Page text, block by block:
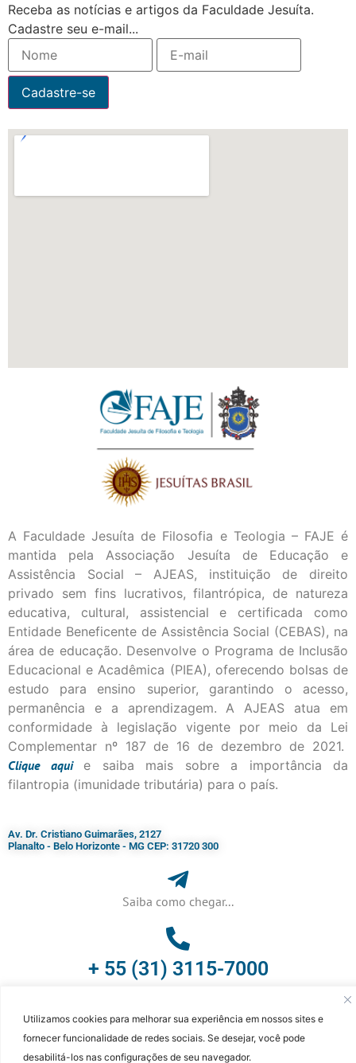
Utilizamos cookies para melhorar sua experiência em nossos sites e
fornecer funcionalidade de redes sociais. Se desejar, você pode
desabilitá-los nas configurações de seu navegador.
Receba as notícias e artigos da Faculdade Jesuíta.
Cadastre seu e-mail...
A Faculdade Jesuíta de Filosofia e Teologia – FAJE é
mantida pela Associação Jesuíta de Educação e
Assistência Social – AJEAS, instituição de direito
privado sem fins lucrativos, filantrópica, de natureza
educativa, cultural, assistencial e certificada como
Entidade Beneficente de Assistência Social (CEBAS), na
área de educação. Desenvolve o Programa de Inclusão
Educacional e Acadêmica (PIEA), oferecendo bolsas de
estudo para ensino superior, garantindo o acesso,
permanência e a aprendizagem. A AJEAS atua em
conformidade à legislação vigente por meio da Lei
Complementar nº 187 de 16 de dezembro de 2021.
Cliqueaqui
e saiba mais sobre a importância da
filantropia (imunidade tributária) para o país.
Av. Dr. Cristiano Guimarães, 2127
Planalto - Belo Horizonte - MG CEP: 31720 300
Saiba como chegar...
+ 55 (31) 3115-7000​
Patrick de Souza